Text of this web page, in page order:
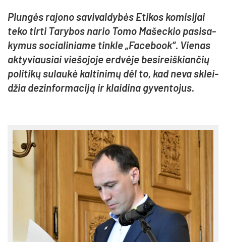
Plun­gės ra­jo­no sa­vi­val­dy­bės Eti­kos ko­mi­si­jai
te­ko tir­ti Ta­ry­bos na­rio To­mo Ma­šec­kio pa­si­sa­
ky­mus so­cia­li­nia­me tink­le „Fa­ce­book“. Vie­nas
ak­ty­viau­siai vie­šo­jo­je erd­vė­je be­si­reiš­kian­čių
po­li­ti­kų su­lau­kė kal­ti­ni­mų dėl to, kad ne­va sklei­
džia de­zin­for­ma­ci­ją ir klai­di­na gy­ven­to­jus.